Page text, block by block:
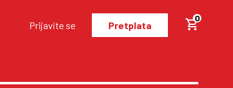
Prijavite se Pretplata
0